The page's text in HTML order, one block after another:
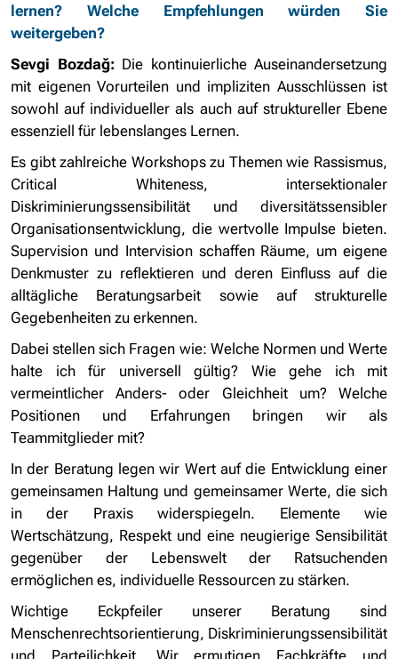
lernen? Welche Empfehlungen würden Sie
weitergeben?
Sevgi Bozdağ:Die kontinuierliche Auseinandersetzung
mit eigenen Vorurteilen und impliziten Ausschlüssen ist
sowohl auf individueller als auch auf struktureller Ebene
essenziell für lebenslanges Lernen.
Es gibt zahlreiche Workshops zu Themen wie Rassismus,
Critical Whiteness, intersektionaler
Diskriminierungssensibilität und diversitätssensibler
Organisationsentwicklung, die wertvolle Impulse bieten.
Supervision und Intervision schaffen Räume, um eigene
Denkmuster zu reflektieren und deren Einfluss auf die
alltägliche Beratungsarbeit sowie auf strukturelle
Gegebenheiten zu erkennen.
Dabei stellen sich Fragen wie: Welche Normen und Werte
halte ich für universell gültig? Wie gehe ich mit
vermeintlicher Anders- oder Gleichheit um? Welche
Positionen und Erfahrungen bringen wir als
Teammitglieder mit?
In der Beratung legen wir Wert auf die Entwicklung einer
gemeinsamen Haltung und gemeinsamer Werte, die sich
in der Praxis widerspiegeln. Elemente wie
Wertschätzung, Respekt und eine neugierige Sensibilität
gegenüber der Lebenswelt der Ratsuchenden
ermöglichen es, individuelle Ressourcen zu stärken.
Wichtige Eckpfeiler unserer Beratung sind
Menschenrechtsorientierung, Diskriminierungssensibilität